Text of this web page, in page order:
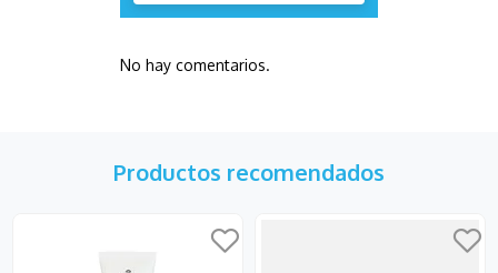
No hay comentarios.
Productos recomendados